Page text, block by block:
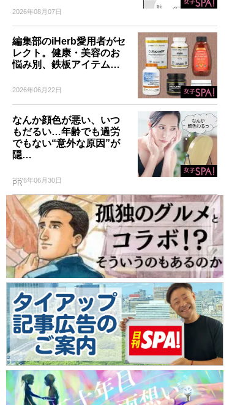
2026年08月07日
編集部のiHerb愛用者がセ
レクト。健康・美容のお
悩み別、鉄板アイテム…
2026年06月22日
なんか顔色が悪い、いつ
もだるい…年齢でも過労
でもない“意外な原因”が
隠…
2026年06月30日
PR